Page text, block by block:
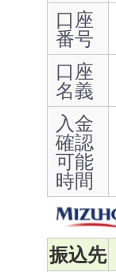
口座
番号
口座
名義
入金
確認
可能
時間
振込先